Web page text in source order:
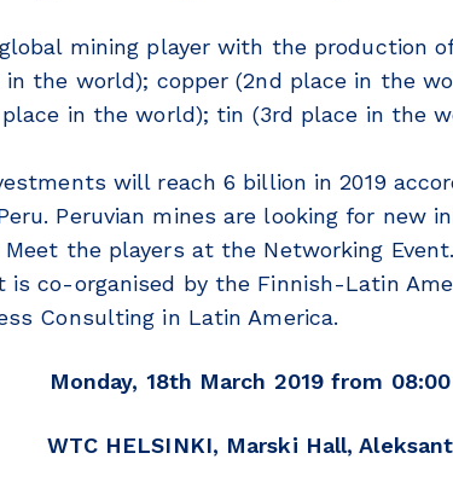
mining player with the production
the world); copper (2nd place in the
place in the world); tin (3rd place in the
will reach 6 billion in 2019
Peruvian mines are looking for new
Meet the players at the Networking Event.
is co-organised by the Finnish-Latin
Consulting in Latin America.
18th March 2019 from 08:00
HELSINKI, Marski Hall,